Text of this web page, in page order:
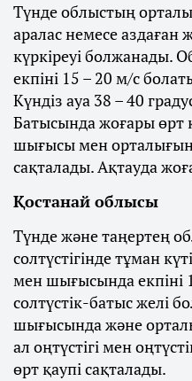
Түнде облыстың
аралас немесе
күркіреуі болжанады.
екпіні 15 – 20 м/с
Күндіз ауа 38 – 40
Батысында жоғары өрт
шығысы мен
сақталады. Ақтауда
Қостанай облысы
Түнде және таңертең
солтүстігінде тұман
мен шығысында екпіні
солтүстік-батыс желі
шығысында және
ал оңтүстігі мен
өрт қаупі сақталады.